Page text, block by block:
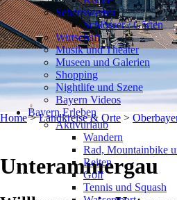
Home>Landkreise & Orte >
Unterammergau
Sehenswertes
Schlösser / Gärten
Wirtschaft
Musik und Theater
Museen und Galerien
Shopping
Nightlife und Szene
Bayern Videos
Bayern Erleben
Aktivurlaub
Wandern
Rad, Mountainbike
Reiten
Golf
Tennis und Squash